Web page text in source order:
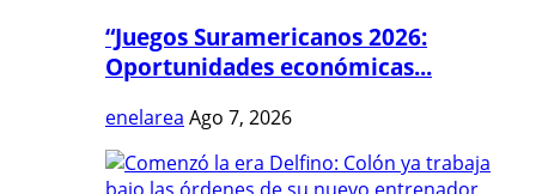
“Juegos Suramericanos 2026:
Oportunidades económicas...
enelarea Ago 7, 2026